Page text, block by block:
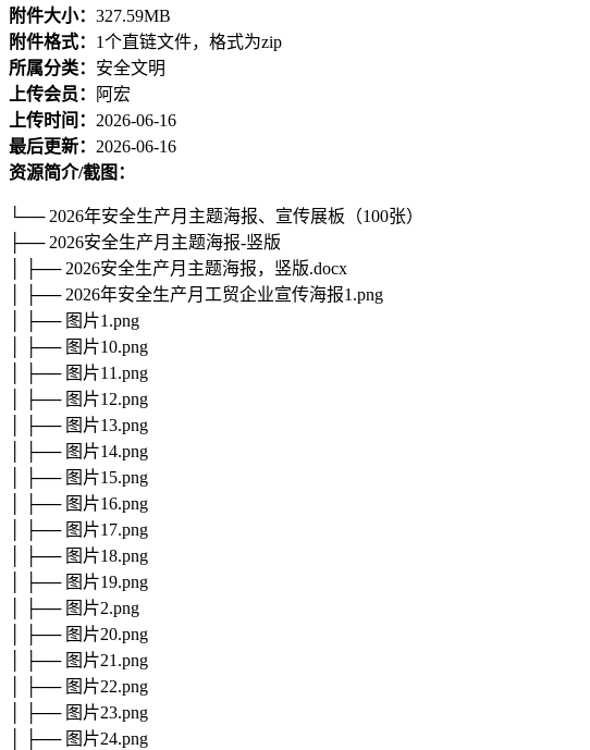
附件大小： 327.59MB
附件格式： 1个直链文件，格式为zip
所属分类： 安全文明
上传会员：
阿宏
上传时间： 2026-06-16
最后更新： 2026-06-16
资源简介/截图：
└── 2026年安全生产月主题海报、宣传展板（100张）
├── 2026安全生产月主题海报-竖版
│ ├── 2026安全生产月主题海报，竖版.docx
│ ├── 2026年安全生产月工贸企业宣传海报1.png
│ ├── 图片1.png
│ ├── 图片10.png
│ ├── 图片11.png
│ ├── 图片12.png
│ ├── 图片13.png
│ ├── 图片14.png
│ ├── 图片15.png
│ ├── 图片16.png
│ ├── 图片17.png
│ ├── 图片18.png
│ ├── 图片19.png
│ ├── 图片2.png
│ ├── 图片20.png
│ ├── 图片21.png
│ ├── 图片22.png
│ ├── 图片23.png
│ ├── 图片24.png